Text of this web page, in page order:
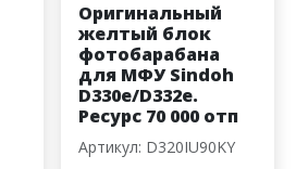
Оригинальный
желтый блок
фотобарабана
для МФУ Sindoh
D330e/D332e.
Ресурс 70 000 отп
Артикул: D320IU90KY